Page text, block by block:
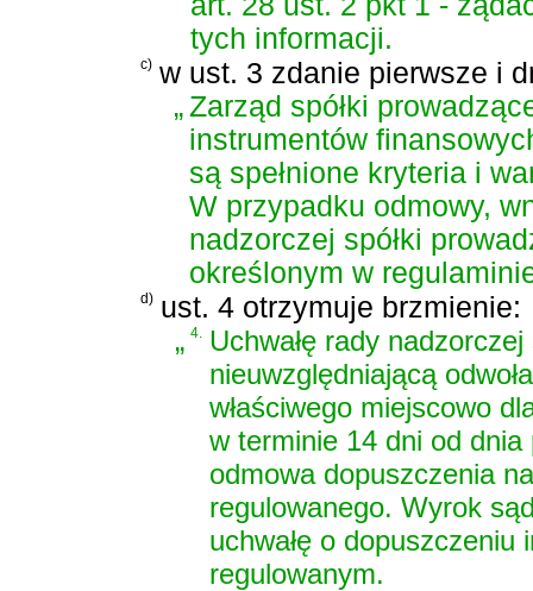
tych informacji.
c) w ust. 3 zdanie pierwsze i
„Zarząd spółki
instrumentów
są spełnione kryteria i
W przypadku odmowy,
nadzorczej spółki
określonym w
d) ust. 4 otrzymuje brzmienie:
„4.
Uchwałę rady
nieuwzględniającą
właściwego miejscowo
w terminie 14 dni od
odmowa dopuszczenia
regulowanego. Wyrok
uchwałę o
regulowanym.